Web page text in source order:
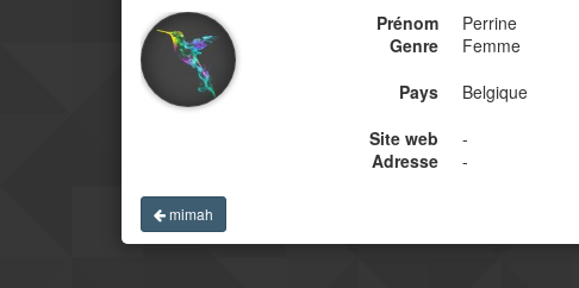
Prénom
Perrine
Genre
Femme
Pays
Belgique
Site web
-
Adresse
-
mimah